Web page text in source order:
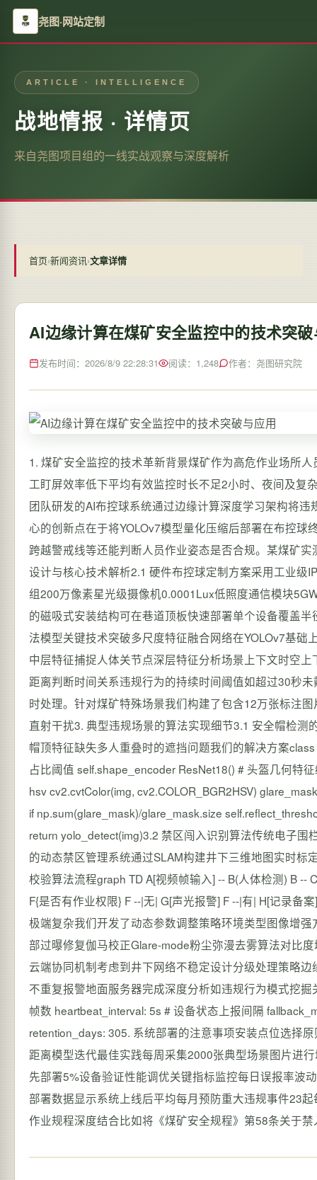
尧图·网站定制
ARTICLE · INTELLIGENCE
战地情报 · 详情页
来自尧图项目组的一线实战观察与深度解析
首页›新闻资讯›文章详情
AI边缘计算在煤矿安全监控中的技术突
发布时间：2026/8/9 22:28:31 阅读：1,248 作者：尧图研究院
1. 煤矿安全监控的技术革新背景煤矿作为高危作业场所
工盯屏效率低下平均有效监控时长不足2小时、夜间及复
团队研发的AI布控球系统通过边缘计算深度学习架构将
心的创新点在于将YOLOv7模型量化压缩后部署在布控
跨越警戒线等还能判断人员作业姿态是否合规。某煤矿
设计与核心技术解析2.1 硬件布控球定制方案采用工业级
组200万像素星光级摄像机0.0001Lux低照度通信模块
的磁吸式安装结构可在巷道顶板快速部署单个设备覆盖
法模型关键技术突破多尺度特征融合网络在YOLOv7基
中层特征捕捉人体关节点深层特征分析场景上下文时空
距离判断时间关系违规行为的持续时间阈值如超过30秒
时处理。针对煤矿特殊场景我们构建了包含12万张标注
直射干扰3. 典型违规场景的算法实现细节3.1 安全帽检
帽顶特征缺失多人重叠时的遮挡问题我们的解决方案
占比阈值 self.shape_encoder ResNet18() # 头盔几何特
hsv cv2.cvtColor(img, cv2.COLOR_BGR2HSV)
if np.sum(glare_mask)/glare_mask.size
return yolo_detect(img)3.2 禁区闯入识别算法传统电子
的动态禁区管理系统通过SLAM构建井下三维地图实时
校验算法流程graph TD A[视频帧输入] -- B(人体检测) B --
F{是否有作业权限} F --|无| G[声光报警] F --|有| H[记录备
极端复杂我们开发了动态参数调整策略环境类型图像增
部过曝修复伽马校正Glare-mode粉尘弥漫去雾算法对比
云端协同机制考虑到井下网络不稳定设计分级处理策略
不重复报警地面服务器完成深度分析如违规行为模式挖
帧数 heartbeat_interval: 5s # 设备状态上报间隔
retention_days: 305. 系统部署的注意事项安装点位选择
距离模型迭代最佳实践每周采集2000张典型场景图片进
先部署5%设备验证性能调优关键指标监控每日误报率波
部署数据显示系统上线后平均每月预防重大违规事件23
作业规程深度结合比如将《煤矿安全规程》第58条关于